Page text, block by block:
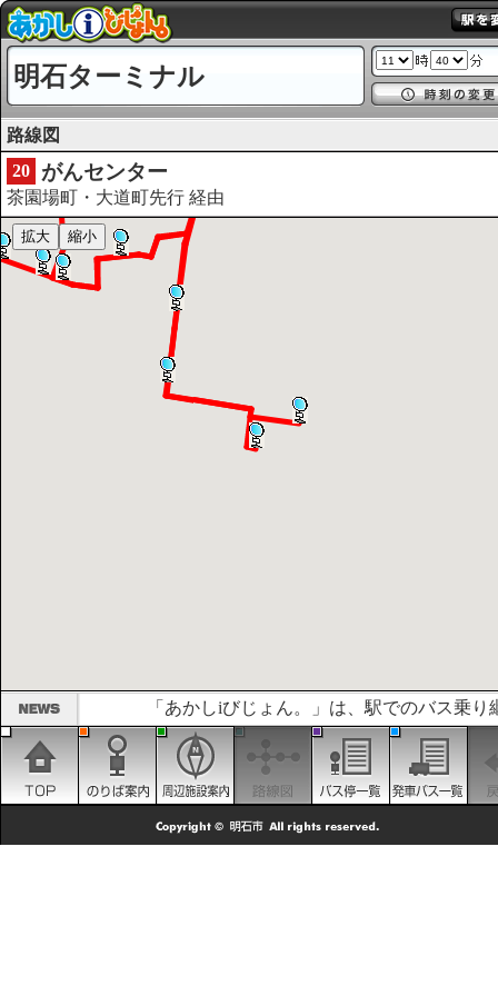
明石ターミナル
路線図
20 がんセンター
茶園場町・大道町先行 経由
「あかしiびじょん。」は、駅でのバス乗